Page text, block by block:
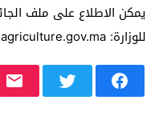
يمكن الاطلاع على ملف
للوزارة: www.agriculture.gov.ma.